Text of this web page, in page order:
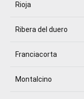
Rioja
Ribera del duero
Franciacorta
Montalcino